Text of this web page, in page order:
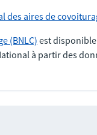
des aires de
(BNLC) est
à partir des